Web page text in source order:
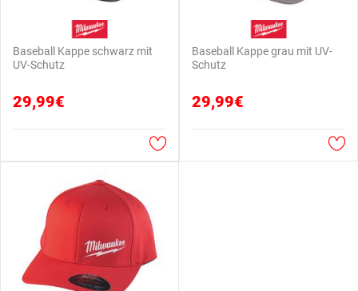
Baseball Kappe schwarz mit
UV-Schutz
29,99€
Baseball Kappe grau mit UV-
Schutz
29,99€